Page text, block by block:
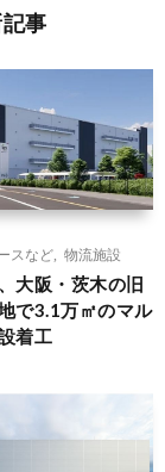
事
スなど
物流施設
大阪・茨木の旧
で3.1万㎡のマル
着工